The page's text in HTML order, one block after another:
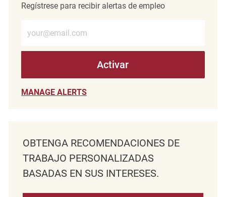
Regístrese para recibir alertas de empleo
Activar
MANAGE ALERTS
OBTENGA RECOMENDACIONES DE
TRABAJO PERSONALIZADAS
BASADAS EN SUS INTERESES.